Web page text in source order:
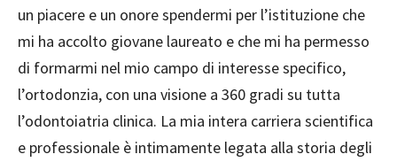
un piacere e un onore spendermi per l’istituzione che
mi ha accolto giovane laureato e che mi ha permesso
di formarmi nel mio campo di interesse specifico,
l’ortodonzia, con una visione a 360 gradi su tutta
l’odontoiatria clinica. La mia intera carriera scientifica
e professionale è intimamente legata alla storia degli